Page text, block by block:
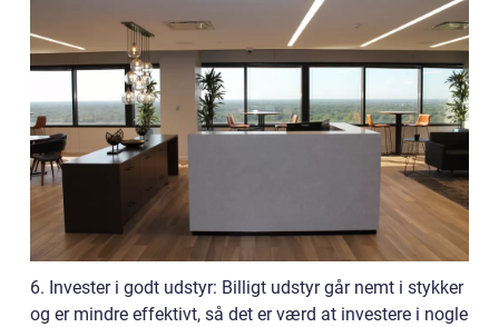
6. Invester i godt udstyr: Billigt udstyr går nemt i stykker
og er mindre effektivt, så det er værd at investere i nogle